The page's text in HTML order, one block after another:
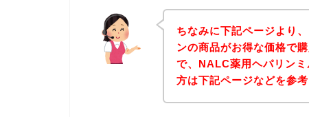
ちなみに下記ページより
ンの商品がお得な価格で
で、NALC薬用ヘパリン
方は下記ページなどを参